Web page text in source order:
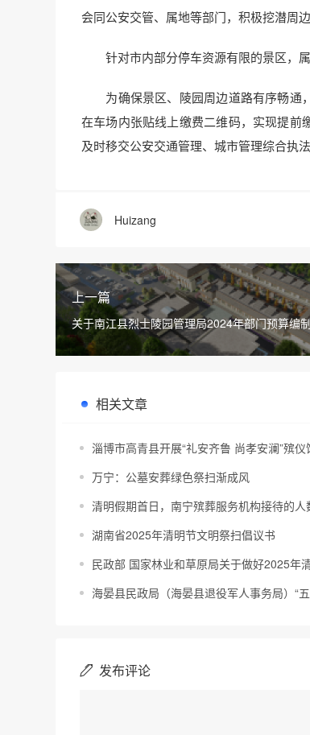
会同公安交管、属地等部门，积极挖潜周
针对市内部分停车资源有限的景区，属
为确保景区、陵园周边道路有序畅通，
在车场内张贴线上缴费二维码，实现提前
及时移交公安交通管理、城市管理综合执
Huizang
上一篇
关于南江县烈士陵园管理局2024年部门预算编
相关文章
淄博市高青县开展“礼安齐鲁 尚孝安澜”殡
万宁：公墓安葬绿色祭扫渐成风
清明假期首日，南宁殡葬服务机构接待的
湖南省2025年清明节文明祭扫倡议书
民政部 国家林业和草原局关于做好2025年
海晏县民政局（海晏县退役军人事务局）“
发布评论